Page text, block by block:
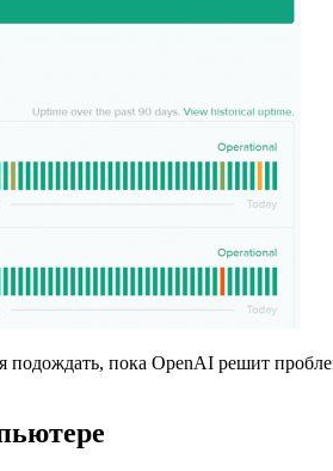
подождать, пока OpenAI решит